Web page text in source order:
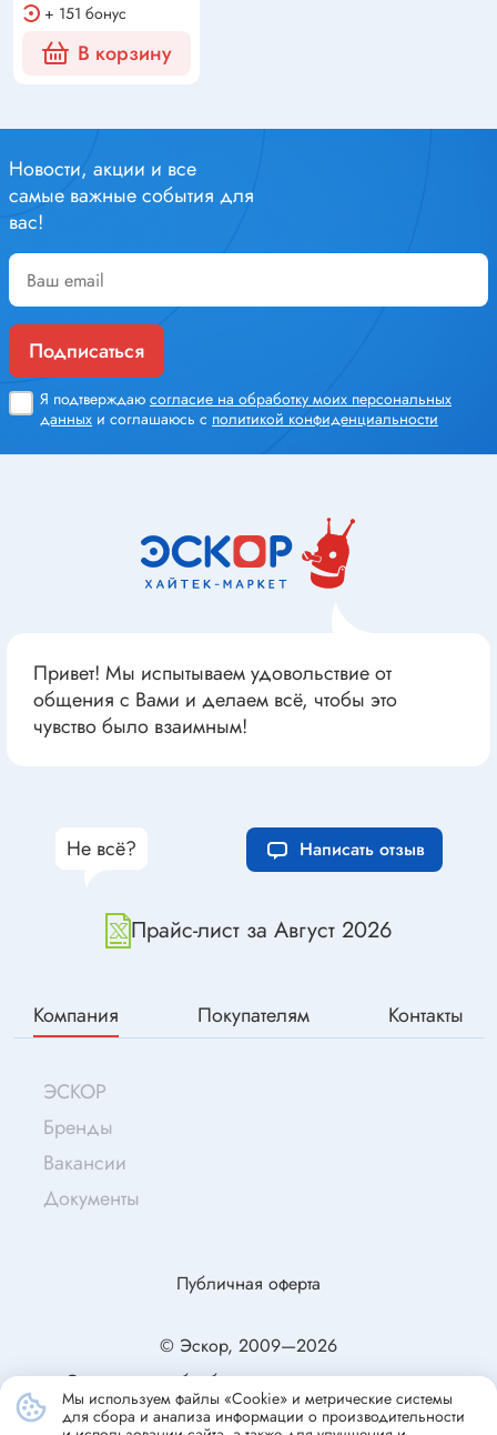
+ 151 бонус
В корзину
Новости, акции и все
самые важные события для
вас!
Подписаться
Я подтверждаю согласие на обработку моих персональных
данных и соглашаюсь с политикой конфиденциальности
Привет! Мы испытываем удовольствие от
общения с Вами и делаем всё, чтобы это
чувство было взаимным!
Прайс-лист за Август 2026
Не всё? Написать отзыв
Компания Покупателям Контакты
ЭСКОР
Бренды
Вакансии
Документы
© Эскор, 2009—2026
Согласие на обработку персональных данных
Политика конфиденциальности
Публичная оферта
Мы используем файлы «Cookie» и метрические системы
для сбора и анализа информации о производительности